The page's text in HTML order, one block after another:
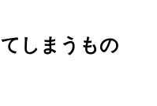
しまうもの